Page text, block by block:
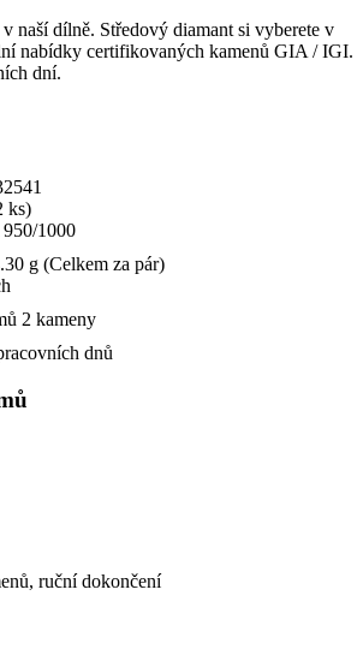
naší dílně. Středový diamant si vyberete v
nabídky certifikovaných kamenů GIA / IGI.
dní.
ks)
950/1000
g (Celkem za pár)
2 kameny
dnů
ruční dokončení